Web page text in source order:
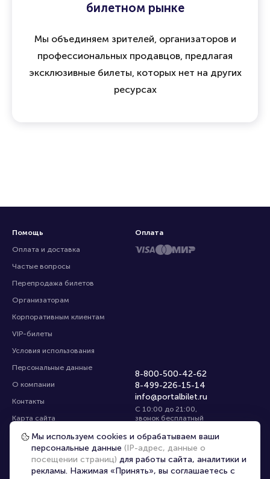
билетном рынке
Мы объединяем зрителей, организаторов и
профессиональных продавцов, предлагая
эксклюзивные билеты, которых нет на других
ресурсах
Помощь
Оплата и доставка
Частые вопросы
Перепродажа билетов
Организаторам
Корпоративным клиентам
VIP-билеты
Условия использования
Персональные данные
О компании
Контакты
Карта сайта
Управление cookies
8-800-500-42-62
8-499-226-15-14
info@portalbilet.ru
С 10:00 до 21:00,
звонок бесплатный
Все площадки
Оплата
Главная Нижний Новгород
Мы используем cookies и обрабатываем ваши
персональные данные (IP-адрес, данные о
посещении страниц) для работы сайта, аналитики и
рекламы. Нажимая «Принять», вы соглашаетесь с